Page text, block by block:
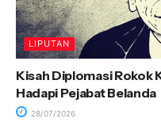
LIPUTAN
Kisah Diplomasi Rokok
Hadapi Pejabat Belanda
28/07/2026